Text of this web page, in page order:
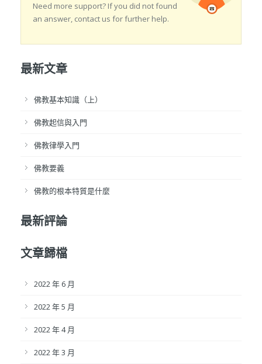
Need more support? If you did not found
an answer, contact us for further help.
最新文章
佛教基本知識（上）
佛教起信與入門
佛教律學入門
佛教要義
佛教的根本特質是什麼
最新評論
文章歸檔
2022 年 6 月
2022 年 5 月
2022 年 4 月
2022 年 3 月